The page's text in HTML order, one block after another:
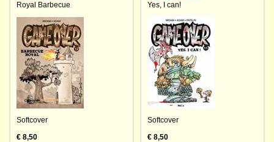
Royal Barbecue
Softcover
€ 8,50
Yes, I can!
Softcover
€ 8,50